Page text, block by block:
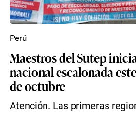
Maestros del Sutep
nacional escalonada
de octubre
Atención. Las primeras
Perú